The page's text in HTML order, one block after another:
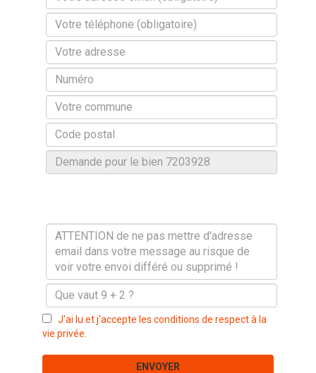
J'ai lu et j'accepte les conditions de respect à la
vie privée.
ENVOYER